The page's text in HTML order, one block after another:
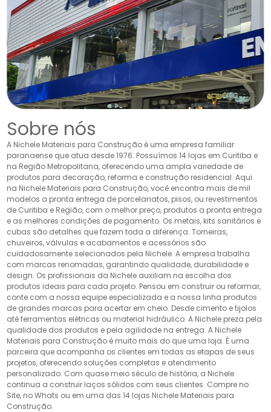
Sobre nós
A Nichele Materiais para Construção é uma empresa familiar
paranaense que atua desde 1976. Possuímos 14 lojas em Curitiba e
na Região Metropolitana, oferecendo uma ampla variedade de
produtos para decoração, reforma e construção residencial. Aqui
na Nichele Materiais para Construção, você encontra mais de mil
modelos a pronta entrega de porcelanatos, pisos, ou revestimentos
de Curitiba e Região, com o melhor preço, produtos a pronta entrega
e as melhores condições de pagamento. Os metais, kits sanitários e
cubas são detalhes que fazem toda a diferença. Torneiras,
chuveiros, válvulas e acabamentos e acessórios são
cuidadosamente selecionados pela Nichele. A empresa trabalha
com marcas renomadas, garantindo qualidade, durabilidade e
design. Os profissionais da Nichele auxiliam na escolha dos
produtos ideais para cada projeto. Pensou em construir ou reformar,
conte com a nossa equipe especializada e a nossa linha produtos
de grandes marcas para acertar em cheio. Desde cimento e tijolos
até ferramentas elétricas ou material hidráulico. A Nichele preza pela
qualidade dos produtos e pela agilidade na entrega. A Nichele
Materiais para Construção é muito mais do que uma loja. É uma
parceira que acompanha os clientes em todas as etapas de seus
projetos, oferecendo soluções completas e atendimento
personalizado. Com quase meio século de história, a Nichele
continua a construir laços sólidos com seus clientes. Compre no
Site, no Whats ou em uma das 14 lojas Nichele Materiais para
Construção.